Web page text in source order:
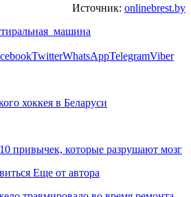
Источник: onlinebrest.by
TwitterWhatsAppTelegramViber
хоккея в Беларуси
привычек, которые разрушают мозг
Еще от автора